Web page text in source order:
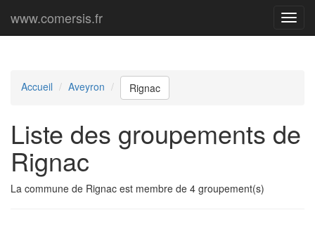
Menu
www.comersis.fr
Accueil Aveyron Rignac
Liste des groupements de
Rignac
La commune de Rignac est membre de 4 groupement(s)